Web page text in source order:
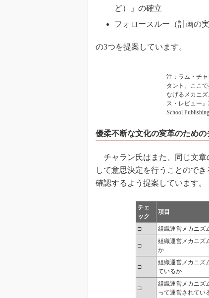
ど）」の確立
フォロースルー（計画の
の3つを提案しています。
注：ラム・チ
タント。ここ
なげるメカニ
ス・レビュー』
School
優柔不断な文化の変革のための
チャラン氏はまた、同じ文章
して意思決定を行うことので
確認するよう提案しています。
チェ
ック
項目
□ 組織運営メカニズ
□
組織運営メカニズ
か
□
組織運営メカニズ
ているか
□
組織運営メカニズ
って運営されてい